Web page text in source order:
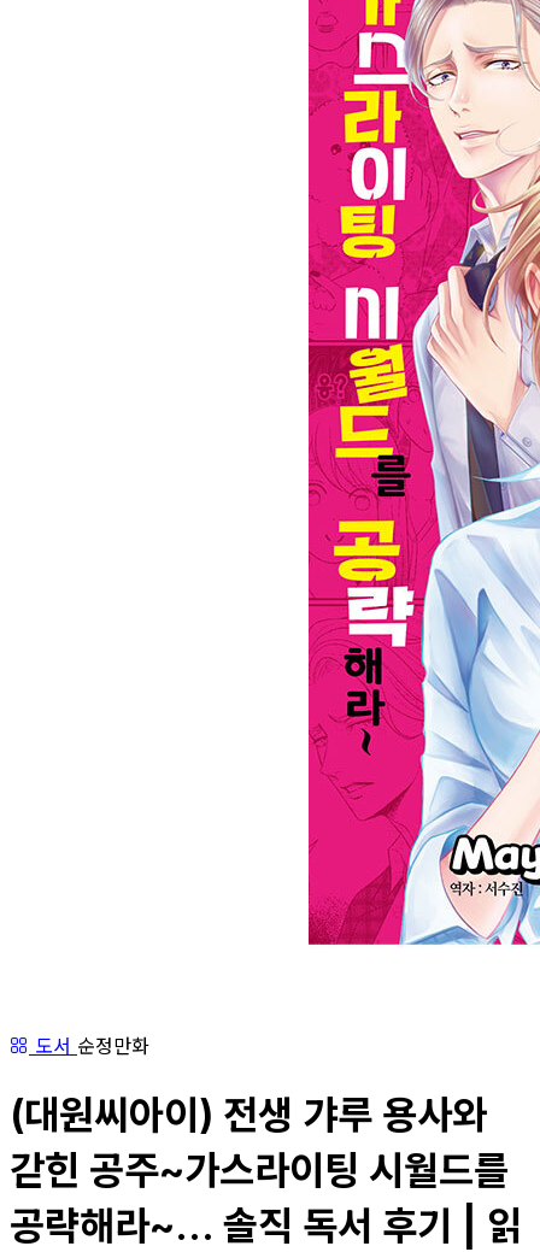
도서 순정만화
(대원씨아이) 전생 갸루 용사와
갇힌 공주~가스라이팅 시월드를
공략해라~... 솔직 독서 후기 | 읽